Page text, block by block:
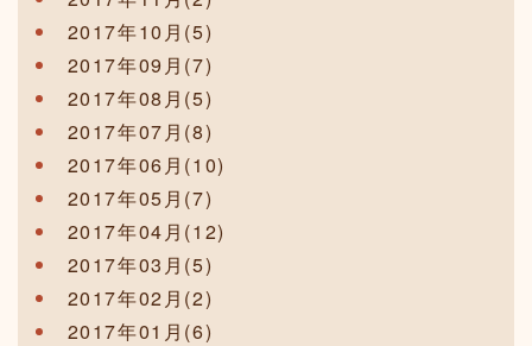
2017年10月(5)
2017年09月(7)
2017年08月(5)
2017年07月(8)
2017年06月(10)
2017年05月(7)
2017年04月(12)
2017年03月(5)
2017年02月(2)
2017年01月(6)